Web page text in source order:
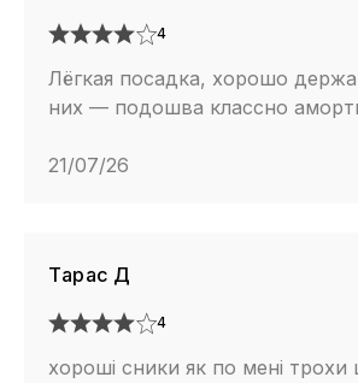
4
Лёгкая посадка, хорошо
них — подошва классно
21/07/26
Тарас Д
4
хороші сники як по мені трохи